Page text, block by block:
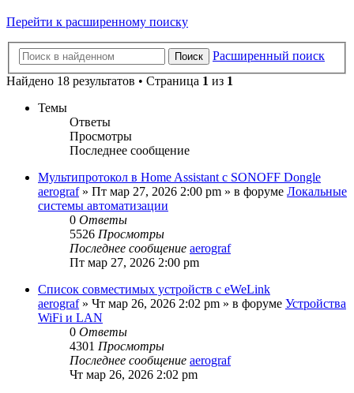
Перейти к расширенному поиску
Поиск
Расширенный поиск
Найдено 18 результатов • Страница 1 из 1
Темы
Ответы
Просмотры
Последнее сообщение
Мультипротокол в Home Assistant с SONOFF Dongle
aerograf» Пт мар 27, 2026 2:00 pm » в форуме Локальные
системы автоматизации
0 Ответы
5526 Просмотры
Последнее сообщение aerograf
Пт мар 27, 2026 2:00 pm
Список совместимых устройств с eWeLink
aerograf» Чт мар 26, 2026 2:02 pm » в форуме Устройства
WiFi и LAN
0 Ответы
4301 Просмотры
Последнее сообщение aerograf
Чт мар 26, 2026 2:02 pm